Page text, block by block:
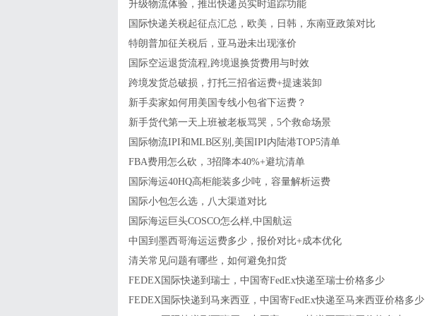
升级物流体验，推出快递员实时追踪功能
国际快递关税起征点汇总，欧美，日韩，东南亚政策对比
特朗普加征关税后，亚马逊未出现涨价
国际空运退货流程,跨境退换货费用与时效
跨境发货总破损，打托三招省运费+提速装卸
新手卖家如何用美国专线小包省下运费？
新手货代第一天上班被老板骂哭，5个救命场景
国际物流IPI和MLB区别,美国IPI内陆港TOP5清单
FBA费用怎么砍，3招降本40%+避坑清单
国际海运40HQ高柜能装多少吨，容量解析运费
国际小包怎么选，八大渠道对比
国际海运巨头COSCO怎么样,中国航运
中国到墨西哥海运运费多少，报价对比+成本优化
清关常见问题有哪些，如何避免扣货
FEDEX国际快递到瑞士，中国寄FedEx快递至瑞士价格多少
FEDEX国际快递到马来西亚，中国寄FedEx快递至马来西亚价格多少